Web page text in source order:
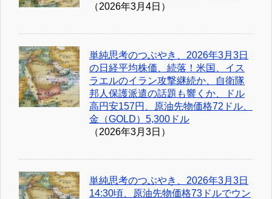
（2026年3月4日）
単純思考のつぶやき、2026年3月3日
の日経平均株価、続落！米国、イス
ラエルのイラン攻撃継続か、自衛隊
邦人保護派遣の話題も響くか、ドル
高円安157円、原油先物価格72ドル、
金（GOLD）5,300ドル
（2026年3月3日）
単純思考のつぶやき、2026年3月3日
14:30頃、原油先物価格73ドルでウン